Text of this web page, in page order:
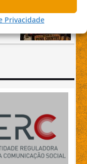
Privacidade